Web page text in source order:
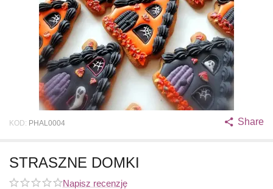
KOD: PHAL0004 Share
STRASZNE DOMKI
Napisz recenzję